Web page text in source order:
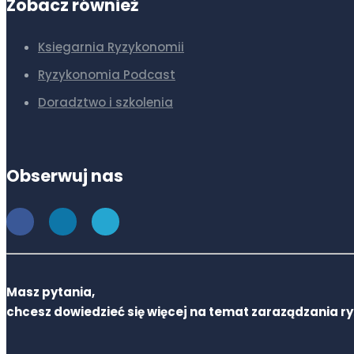
Zobacz również
Ksiegarnia Ryzykonomii
Ryzykonomia Podcast
Doradztwo i szkolenia
Obserwuj nas
Masz pytania,
chcesz dowiedzieć się więcej na temat zaraządzania